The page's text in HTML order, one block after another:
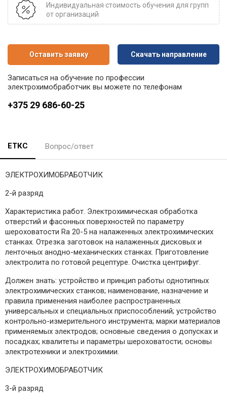
Индивидуальная стоимость обучения для групп
от организаций
Оставить заявку Скачать направление
Записаться на обучение по профессии
электрохимобработчик вы можете по телефонам
+375 29 686-60-25
ЕТКС Вопрос/ответ
ЭЛЕКТРОХИМОБРАБОТЧИК
2-й разряд
Характеристика работ. Электрохимическая обработка
отверстий и фасонных поверхностей по параметру
шероховатости Rа 20-5 на налаженных электрохимических
станках. Отрезка заготовок на налаженных дисковых и
ленточных анодно-механических станках. Приготовление
электролита по готовой рецептуре. Очистка центрифуг.
Должен знать: устройство и принцип работы однотипных
электрохимических станков; наименование, назначение и
правила применения наиболее распространенных
универсальных и специальных приспособлений; устройство
контрольно-измерительного инструмента; марки материалов
применяемых электродов; основные сведения о допусках и
посадках; квалитеты и параметры шероховатости; основы
электротехники и электрохимии.
ЭЛЕКТРОХИМОБРАБОТЧИК
3-й разряд